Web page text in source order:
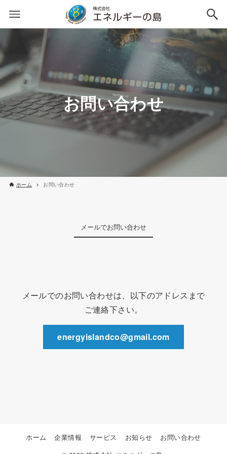
お問い合わせ
ホーム お問い合わせ
メールでお問い合わせ
メールでのお問い合わせは、以下のアドレスまで
ご連絡下さい。
energyislandco@gmail.com
ホーム 企業情報 サービス お知らせ
お問い合わせ